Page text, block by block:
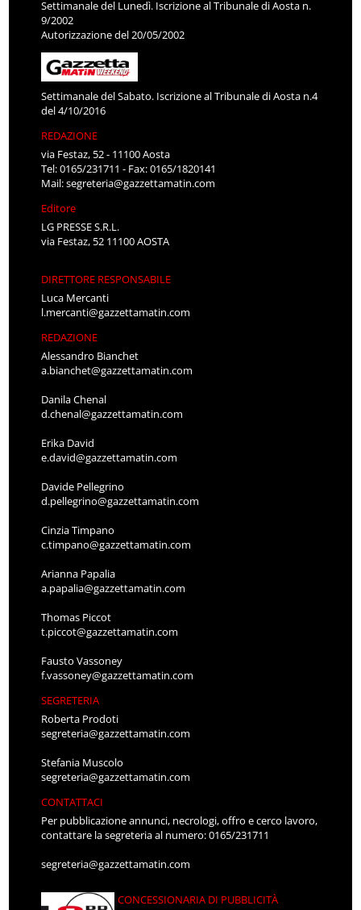
Settimanale del Lunedì. Iscrizione al Tribunale di Aosta n.
9/2002
Autorizzazione del 20/05/2002
Settimanale del Sabato. Iscrizione al Tribunale di Aosta n.4
del 4/10/2016
REDAZIONE
via Festaz, 52 - 11100 Aosta
Tel: 0165/231711 - Fax: 0165/1820141
Mail:segreteria@gazzettamatin.com
Editore
LG PRESSE S.R.L.
via Festaz, 52 11100 AOSTA
DIRETTORE RESPONSABILE
Luca Mercanti
l.mercanti@gazzettamatin.com
REDAZIONE
Alessandro Bianchet
a.bianchet@gazzettamatin.com
Danila Chenal
d.chenal@gazzettamatin.com
Erika David
e.david@gazzettamatin.com
Davide Pellegrino
d.pellegrino@gazzettamatin.com
Cinzia Timpano
c.timpano@gazzettamatin.com
Arianna Papalia
a.papalia@gazzettamatin.com
Thomas Piccot
t.piccot@gazzettamatin.com
Fausto Vassoney
f.vassoney@gazzettamatin.com
SEGRETERIA
Roberta Prodoti
segreteria@gazzettamatin.com
Stefania Muscolo
segreteria@gazzettamatin.com
CONTATTACI
Per pubblicazione annunci, necrologi, offro e cerco lavoro,
contattare la segreteria al numero: 0165/231711
segreteria@gazzettamatin.com
CONCESSIONARIA DI PUBBLICITÀ